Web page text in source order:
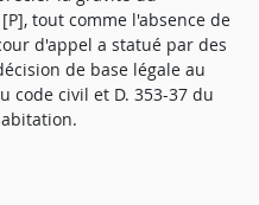
tout comme l'absence de
d'appel a statué par des
de base légale au
code civil et D. 353-37 du